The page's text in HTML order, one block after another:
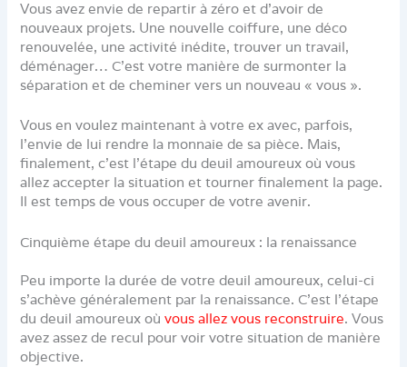
Vous avez envie de repartir à zéro et d’avoir de
nouveaux projets. Une nouvelle coiffure, une déco
renouvelée, une activité inédite, trouver un travail,
déménager… C’est votre manière de surmonter la
séparation et de cheminer vers un nouveau « vous ».
Vous en voulez maintenant à votre ex avec, parfois,
l’envie de lui rendre la monnaie de sa pièce. Mais,
finalement, c’est l’étape du deuil amoureux où vous
allez accepter la situation et tourner finalement la page.
Il est temps de vous occuper de votre avenir.
Cinquième étape du deuil amoureux : la renaissance
Peu importe la durée de votre deuil amoureux, celui-ci
s’achève généralement par la renaissance. C’est l’étape
du deuil amoureux oùvous allez vous reconstruire. Vous
avez assez de recul pour voir votre situation de manière
objective.